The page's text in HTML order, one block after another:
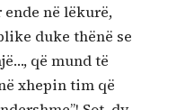
në lëkurë,
duke thënë se
që mund të
xhepin tim që